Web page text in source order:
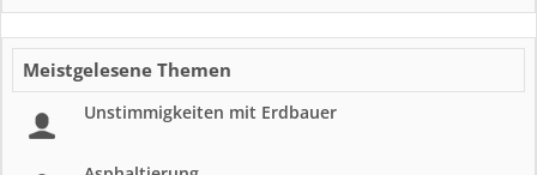
Meistgelesene Themen
Unstimmigkeiten mit Erdbauer